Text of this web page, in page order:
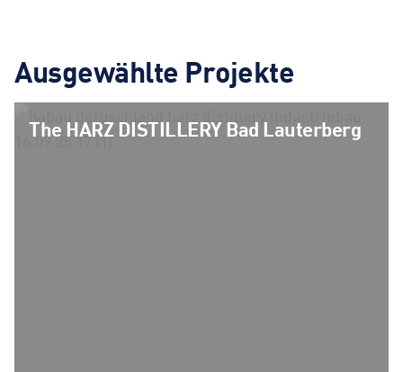
Ausge­wählte Projekte
The HARZ DISTILLERY Bad Lauterberg